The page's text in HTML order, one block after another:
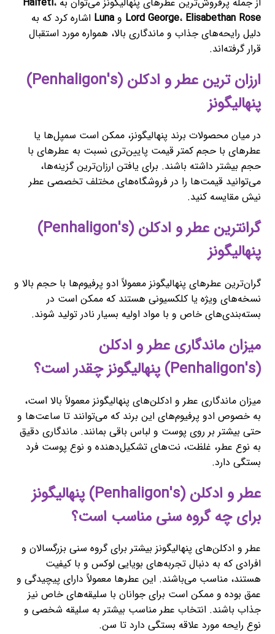
Lord George، Elisabethan Rose و Luna اشاره کرد که به
دلیل رایحه‌های جذاب و ماندگاری بالا، همواره مورد استقبال
قرار گرفته‌اند.
ارزان ترین عطر و ادکلن (Penhaligon's)
پنهالیگونز
در میان محصولات برند پنهالیگونز، ممکن است سمپل‌ها یا
عطرهای با حجم کمتر قیمت پایین‌تری نسبت به عطرهای با
حجم بیشتر داشته باشند. برای یافتن ارزان‌ترین گزینه‌ها،
می‌توانید قیمت‌ها را در فروشگاه‌های مختلف تخصصی عطر
نیش مقایسه کنید.
گرانترین عطر و ادکلن (Penhaligon's)
پنهالیگونز
گران‌ترین عطرهای پنهالیگونز معمولاً ادو پرفیوم‌ها با حجم بالا و
نسخه‌های ویژه یا کلکسیونی هستند که ممکن است در
بسته‌بندی‌های خاص و با مواد اولیه بسیار نادر تولید شوند.
میزان ماندگاری عطر و ادکلن
(Penhaligon's) پنهالیگونز چقدر است؟
میزان ماندگاری عطر و ادکلن‌های پنهالیگونز معمولاً بالا است،
به خصوص ادو پرفیوم‌های این برند که می‌توانند تا ساعت‌ها و
حتی بیشتر بر روی پوست و لباس باقی بمانند. ماندگاری دقیق
به نوع عطر، غلظت، نت‌های تشکیل‌دهنده و نوع پوست فرد
بستگی دارد.
عطر و ادکلن (Penhaligon's) پنهالیگونز
برای چه گروه سنی مناسب است؟
عطر و ادکلن‌های پنهالیگونز بیشتر برای گروه سنی بزرگسالان و
افرادی که به دنبال تجربه‌های بویایی لوکس و با کیفیت
هستند، مناسب می‌باشند. این عطرها معمولاً دارای پیچیدگی و
عمق بوده و ممکن است برای جوانان با سلیقه‌های خاص نیز
جذاب باشند. انتخاب عطر مناسب بیشتر به سلیقه شخصی و
نوع رایحه مورد علاقه بستگی دارد تا سن.